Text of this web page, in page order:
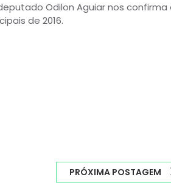
Odilon Aguiar nos confirma
de 2016.
PRÓXIMA POSTAGEM